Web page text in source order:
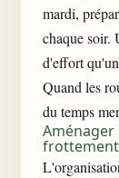
mardi,
chaque soir.
d'effort
Quand les
du temps